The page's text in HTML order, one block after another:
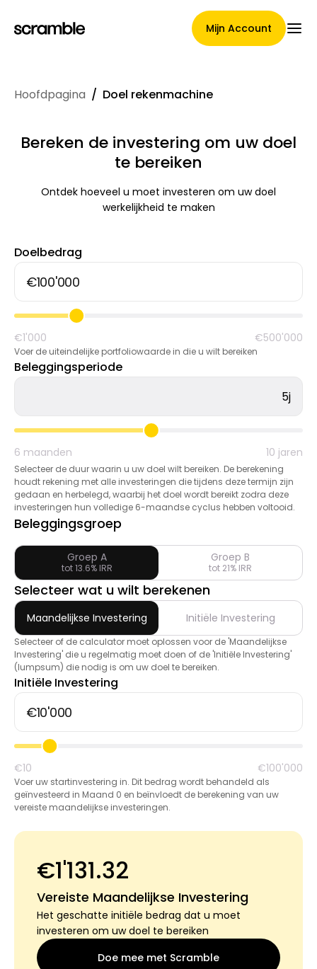
Mijn Account
claimtoewijzing
Merken Galerij
Rondegeschiedenis
Neem contact op
Hulp
Mijn Account
ask@scrambleup.com
Hoofdpagina / Doel rekenmachine
Bereken de investering om uw doel
te bereiken
Ontdek hoeveel u moet investeren om uw doel
werkelijkheid te maken
Doelbedrag
€1'000 €500'000
Voer de uiteindelijke portfoliowaarde in die u wilt bereiken
Beleggingsperiode
5j
6 maanden 10 jaren
Selecteer de duur waarin u uw doel wilt bereiken. De berekening
houdt rekening met alle investeringen die tijdens deze termijn zijn
gedaan en herbelegd, waarbij het doel wordt bereikt zodra deze
investeringen hun volledige 6-maandse cyclus hebben voltooid.
Beleggingsgroep
Groep A
tot 13.6% IRR
Groep B
tot 21% IRR
Selecteer wat u wilt berekenen
Maandelijkse Investering Initiële Investering
Selecteer of de calculator moet oplossen voor de 'Maandelijkse
Investering' die u regelmatig moet doen of de 'Initiële Investering'
(lumpsum) die nodig is om uw doel te bereiken.
Initiële Investering
€10 €100'000
Voer uw startinvestering in. Dit bedrag wordt behandeld als
geïnvesteerd in Maand 0 en beïnvloedt de berekening van uw
vereiste maandelijkse investeringen.
€1'131.32
Vereiste Maandelijkse Investering
Het geschatte initiële bedrag dat u moet
investeren om uw doel te bereiken
Doe mee met Scramble